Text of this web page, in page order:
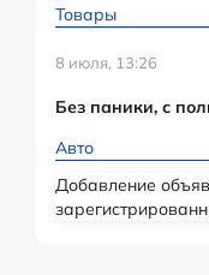
Товары
8 июля, 13:26
Без паники, с
Авто
Добавление